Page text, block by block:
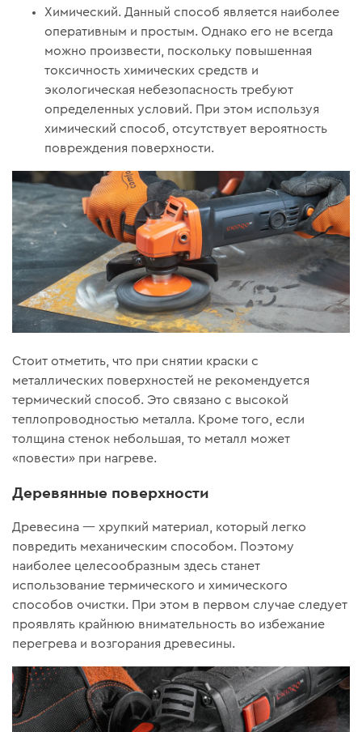
Химический. Данный способ является наиболее
оперативным и простым. Однако его не всегда
можно произвести, поскольку повышенная
токсичность химических средств и
экологическая небезопасность требуют
определенных условий. При этом используя
химический способ, отсутствует вероятность
повреждения поверхности.
Стоит отметить, что при снятии краски с
металлических поверхностей не рекомендуется
термический способ. Это связано с высокой
теплопроводностью металла. Кроме того, если
толщина стенок небольшая, то металл может
«повести» при нагреве.
Деревянные поверхности
Древесина — хрупкий материал, который легко
повредить механическим способом. Поэтому
наиболее целесообразным здесь станет
использование термического и химического
способов очистки. При этом в первом случае следует
проявлять крайнюю внимательность во избежание
перегрева и возгорания древесины.